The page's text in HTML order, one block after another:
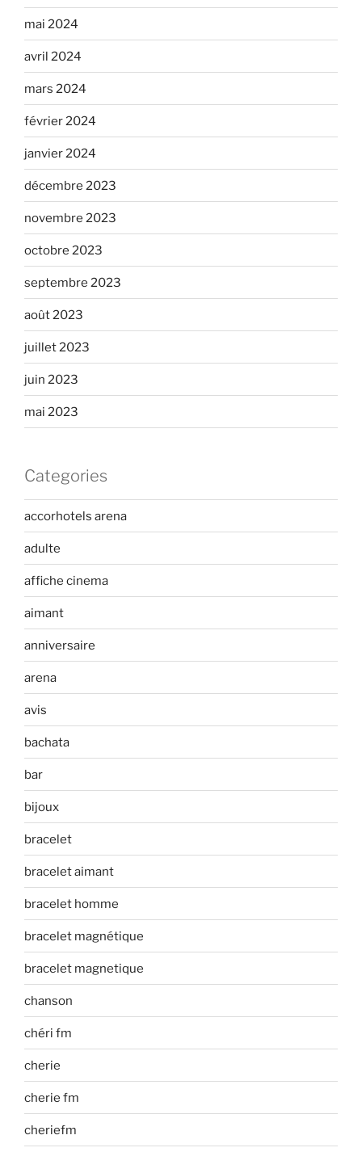
mai 2024
avril 2024
mars 2024
février 2024
janvier 2024
décembre 2023
novembre 2023
octobre 2023
septembre 2023
août 2023
juillet 2023
juin 2023
mai 2023
Categories
accorhotels arena
adulte
affiche cinema
aimant
anniversaire
arena
avis
bachata
bar
bijoux
bracelet
bracelet aimant
bracelet homme
bracelet magnétique
bracelet magnetique
chanson
chéri fm
cherie
cherie fm
cheriefm